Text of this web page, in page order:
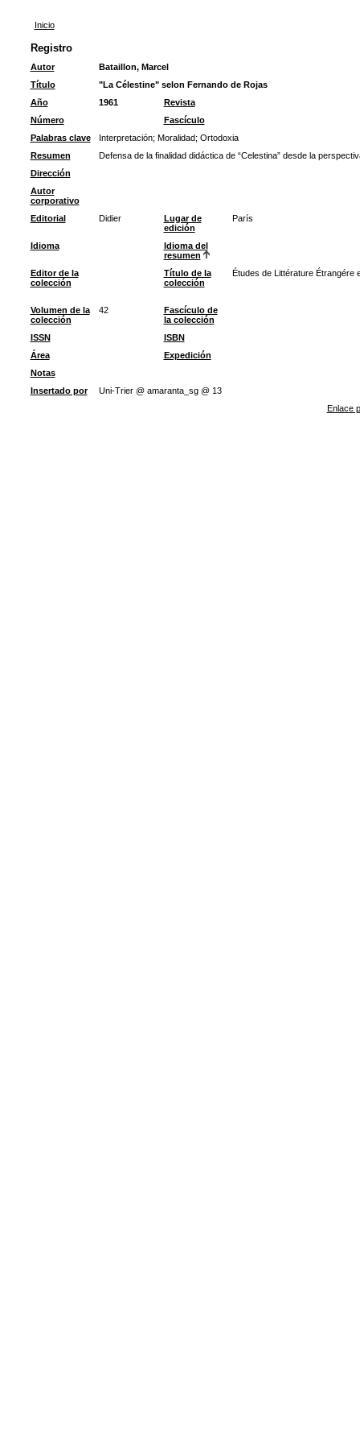
Inicio
Registro
Autor
Bataillon, Marcel
Título
"La Célestine" selon Fernando de Rojas
Año
1961
Revista
Número
Fascículo
Palabras clave
Interpretación; Moralidad; Ortodoxia
Resumen
Defensa de la finalidad didáctica de “Celestina” desde la
Dirección
Autor
corporativo
Editorial
Didier
Lugar de
edición
París
Idioma
Idioma del
resumen
Editor de la
colección
Título de la
colección
Études de Littérature Étrangére
Volumen de la
colección
42
Fascículo de
la colección
ISSN
ISBN
Área
Expedición
Notas
Insertado por
Uni-Trier @ amaranta_sg @ 13
Enlace